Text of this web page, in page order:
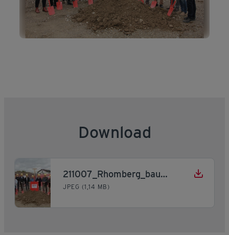
Download
211007_Rhomberg_baut_in_Lauterach
JPEG (1,14 MB)